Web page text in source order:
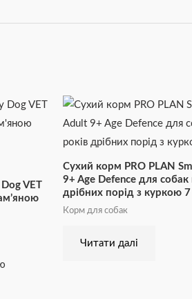
VET
Сухий корм PRO PLAN
9+ Age Defence для собак
дрібних порід з куркою 7
Корм для собак
Читати далі